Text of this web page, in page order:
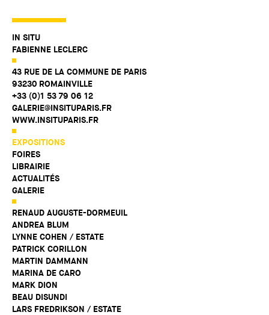
IN SITU
FABIENNE LECLERC
43 RUE DE LA COMMUNE DE PARIS
93230 ROMAINVILLE
+33 (0)1 53 79 06 12
GALERIE@INSITUPARIS.FR
WWW.INSITUPARIS.FR
EXPOSITIONS
FOIRES
LIBRAIRIE
ACTUALITÉS
GALERIE
RENAUD AUGUSTE-DORMEUIL
ANDREA BLUM
LYNNE COHEN / ESTATE
PATRICK CORILLON
MARTIN DAMMANN
MARINA DE CARO
MARK DION
BEAU DISUNDI
LARS FREDRIKSON / ESTATE